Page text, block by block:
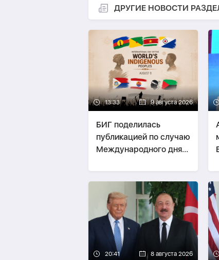
ДРУГИЕ НОВОСТИ
13:33 9 августа 2026
БИГ поделилась
публикацией по случаю
Международного дня
мира
20:41 8 августа 2026